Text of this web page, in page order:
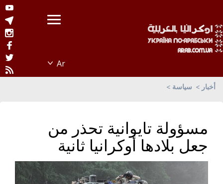
أخبار سياسة
مسؤولة تايوانية تحذر من
جعل بلادها أوكرانيا ثانية